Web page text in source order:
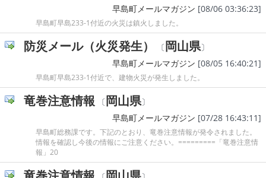
早島町メールマガジン [08/06 03:36:23]
早島町早島233-1付近の火災は鎮火しました。
防災メール（火災発生） 〔岡山県〕
早島町メールマガジン [08/05 16:40:21]
早島町早島233-1付近で、建物火災が発生しました。
竜巻注意情報 〔岡山県〕
早島町メールマガジン [07/28 16:43:11]
早島町総務課です。下記のとおり、竜巻注意情報が発令されました。
情報を確認し今後の情報にご注意ください。=========「竜巻注意情
報」20